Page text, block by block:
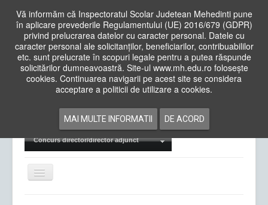
Vă informăm că Inspectoratul Scolar Judetean Mehedinti pune
în aplicare prevederile Regulamentului (UE) 2016/679 (GDPR)
privind prelucrarea datelor cu caracter personal. Datele cu
caracter personal ale solicitanților, beneficiarilor, contribuabililor
etc. sunt prelucrate în scopuri legale pentru a putea răspunde
solicitărilor dumneavoastră. Site-ul www.mh.edu.ro folosește
cookies. Continuarea navigarii pe acest site se considera
acceptare a politicii de utilizare a cookies.
MAI MULTE INFORMATII DE ACORD
Cauta
in
siteAcasa Cadre Didactice
Examene Naționale
Concurs director/director adjunct
Comută
navigarea